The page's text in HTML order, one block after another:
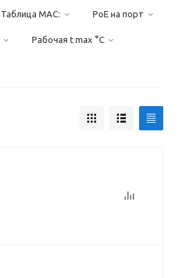
Таблица MAC: PoE на порт
Рабочая t max °C